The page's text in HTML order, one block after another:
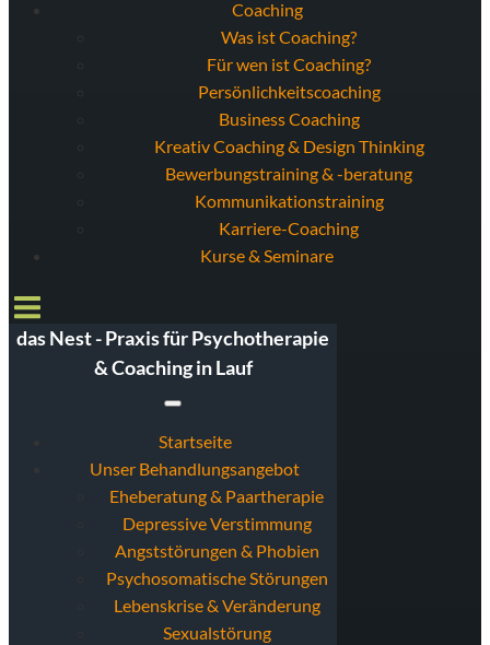
Coaching
Was ist Coaching?
Für wen ist Coaching?
Persönlichkeitscoaching
Business Coaching
Kreativ Coaching & Design Thinking
Bewerbungstraining & -beratung
Kommunikationstraining
Karriere-Coaching
Kurse & Seminare
das Nest - Praxis für Psychotherapie
& Coaching in Lauf
Startseite
Unser Behandlungsangebot
Eheberatung & Paartherapie
Depressive Verstimmung
Angststörungen & Phobien
Psychosomatische Störungen
Lebenskrise & Veränderung
Sexualstörung